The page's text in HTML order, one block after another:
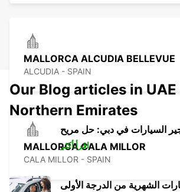
MALLORCA ALCUDIA BELLEVUE
ALCUDIA - SPAIN
MALLORCA CALA MILLOR
CALA MILLOR - SPAIN
Our Blog articles in UAE
Northern Emirates
السيارات في دبي: حل مريح
اقرأ أكثر
الشهرية من الدرجة الأولى